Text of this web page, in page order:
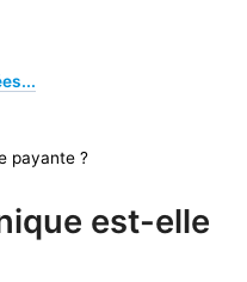
payante ?
est-elle